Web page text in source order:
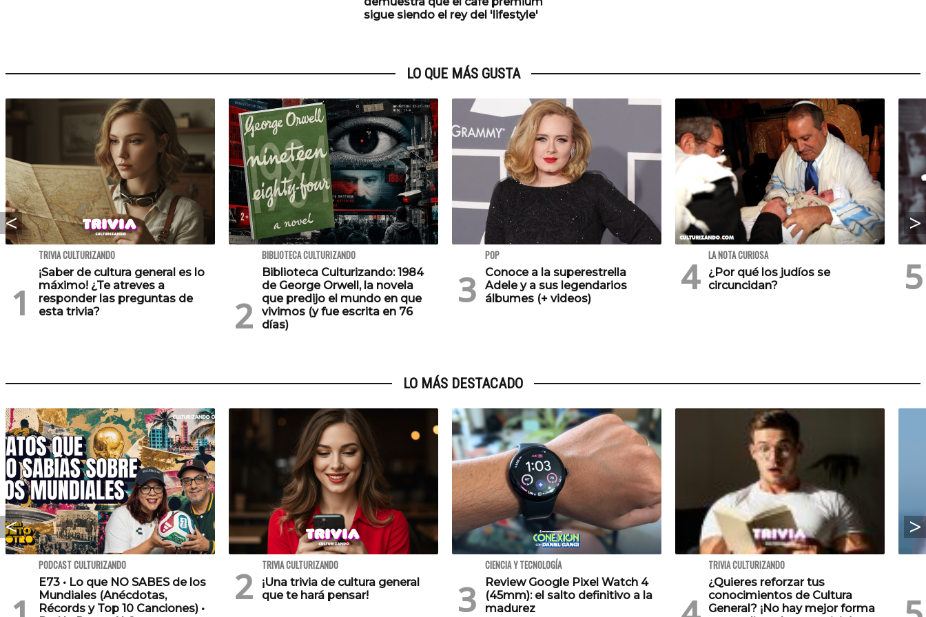
sigue siendo el rey del 'lifestyle'
LO QUE MÁS GUSTA
TRIVIA CULTURIZANDO
¡Saber de cultura general es lo
máximo! ¿Te atreves a
responder las preguntas de
esta trivia?
BIBLIOTECA CULTURIZANDO
Biblioteca Culturizando: 1984
de George Orwell, la novela
que predijo el mundo en que
vivimos (y fue escrita en 76
días)
POP
Conoce a la superestrella
Adele y a sus legendarios
álbumes (+ videos)
LA NOTA CURIOSA
¿Por qué los judíos se
circuncidan?
LO MÁS DESTACADO
PODCAST CULTURIZANDO
E73 • Lo que NO SABES de los
Mundiales (Anécdotas,
Récords y Top 10 Canciones) •
TRIVIA CULTURIZANDO
¡Una trivia de cultura general
que te hará pensar!
CIENCIA Y TECNOLOGÍA
Review Google Pixel Watch 4
(45mm): el salto definitivo a la
madurez
TRIVIA CULTURIZANDO
¿Quieres reforzar tus
conocimientos de Cultura
General? ¡No hay mejor forma